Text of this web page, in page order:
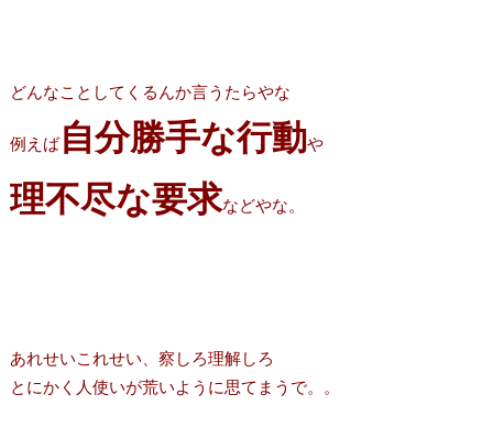
どんなことしてくるんか言うたらやな
例えば自分勝手な行動や
理不尽な要求などやな。
あれせいこれせい、察しろ理解しろ
とにかく人使いが荒いように思てまうで。。